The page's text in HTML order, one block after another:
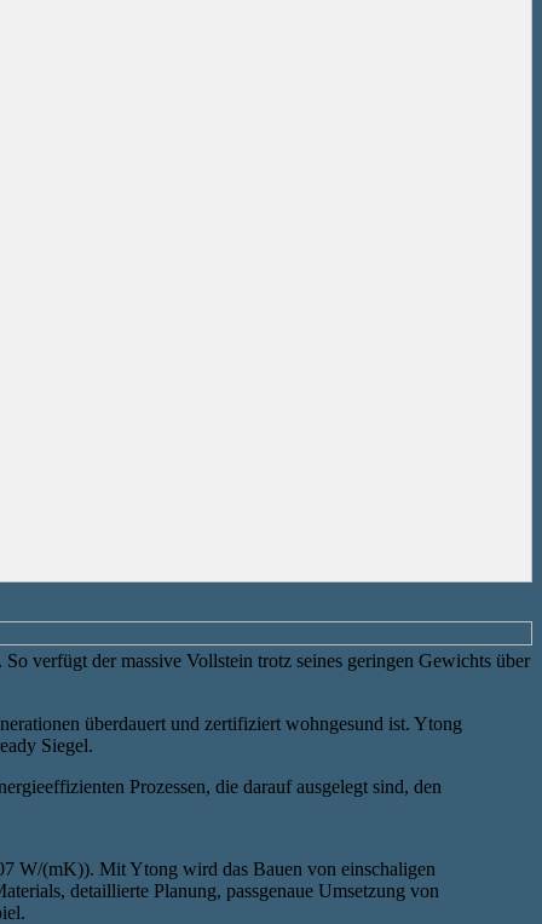
verfügt der massive Vollstein trotz seines geringen Gewichts über
überdauert und zertifiziert wohngesund ist. Ytong
Siegel.
Prozessen, die darauf ausgelegt sind, den
W/(mK)). Mit Ytong wird das Bauen von einschaligen
detaillierte Planung, passgenaue Umsetzung von